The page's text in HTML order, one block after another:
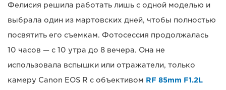
Фелисия решила работать лишь с одной моделью и
выбрала один из мартовских дней, чтобы полностью
посвятить его съемкам. Фотосессия продолжалась
10 часов — с 10 утра до 8 вечера. Она не
использовала вспышки или отражатели, только
камеру Canon EOS R с объективом RF 85mm F1.2L